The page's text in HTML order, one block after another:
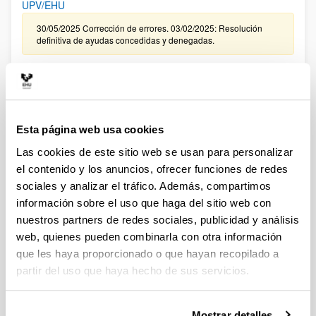
Esta página web usa cookies
Las cookies de este sitio web se usan para personalizar
el contenido y los anuncios, ofrecer funciones de redes
sociales y analizar el tráfico. Además, compartimos
información sobre el uso que haga del sitio web con
nuestros partners de redes sociales, publicidad y análisis
web, quienes pueden combinarla con otra información
que les haya proporcionado o que hayan recopilado a
partir del uso que haya hecho de sus servicios.
UPV/EHU
30/05/2025 Corrección de errores. 03/02/2025: Resolución
definitiva de ayudas concedidas y denegadas.
CONVOCATORIA, DE TRAMITACIÓN ANTICIPADA, DE
CONTRATACIÓN PARA LA FORMACIÓN DE PERSONAL
INVESTIGADOR EN LA UPV/EHU ASOCIADO A LA
DE CONOCIMIENTO ” DEL MINISTERIO DE CIENCIA,
INNOVACIÓN Y UNIVERSIDADES (FPI 2025)
09/01/2026. Resolución definitiva de ayudas concedidas y
denegadas.
CONVOCATORIA EXTRAORDINARIA DE CONTRATACIÓN
PARA LA FORMACIÓN DE PERSONAL INVESTIGADOR
ASOCIADO A LAS AYUDAS CONCEDIDAS EN LA
CONVOCATORIA DE “PROYECTOS DE GENERACIÓN DE
CONOCIMIENTO” DEL MINISTERIO DE CIENCIA E
INNOVACIÓN 2024 EN LA UPV/EHU